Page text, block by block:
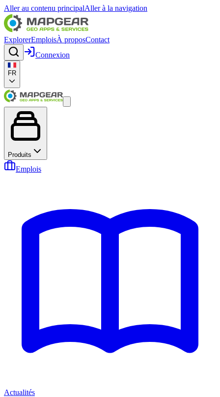
Aller au contenu principalAller à la navigation
ExplorerEmploisÀ proposContact
Connexion
FR
Produits
Emplois
Actualités